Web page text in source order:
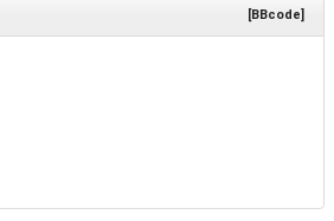
[BBcode]